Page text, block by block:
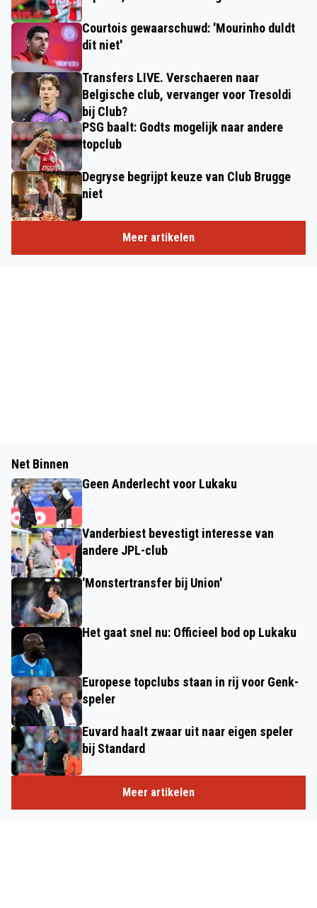
Courtois gewaarschuwd: 'Mourinho duldt
dit niet'
Transfers LIVE. Verschaeren naar
Belgische club, vervanger voor Tresoldi
bij Club?
PSG baalt: Godts mogelijk naar andere
topclub
Degryse begrijpt keuze van Club Brugge
niet
Meer artikelen
Net Binnen
Geen Anderlecht voor Lukaku
Vanderbiest bevestigt interesse van
andere JPL-club
'Monstertransfer bij Union'
Het gaat snel nu: Officieel bod op Lukaku
Europese topclubs staan in rij voor Genk-
speler
Euvard haalt zwaar uit naar eigen speler
bij Standard
Meer artikelen